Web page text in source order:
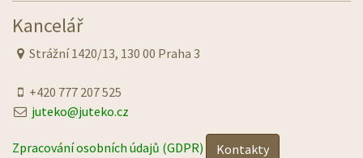
Kancelář
Strážní 1420/13, 130 00 Praha 3
+420 777 207 525
juteko@juteko.cz
Zpracování osobních údajů (GDPR) Kontakty